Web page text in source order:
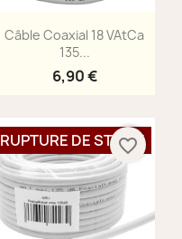
Aperçu rapide
Câble Coaxial 18 VAtCa
135...
6,90 €
RUPTURE DE STOCK
favorite_border